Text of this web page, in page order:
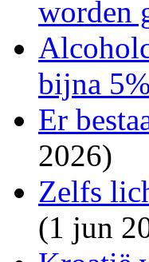
worden
bijna
Er
2026)
Zelfs
(1 jun